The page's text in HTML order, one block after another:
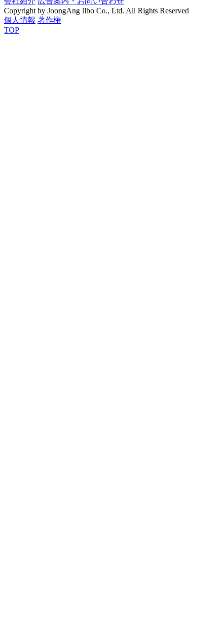
Copyright by JoongAng Ilbo Co., Ltd. All Rights Reserved
個人情報 著作権
TOP